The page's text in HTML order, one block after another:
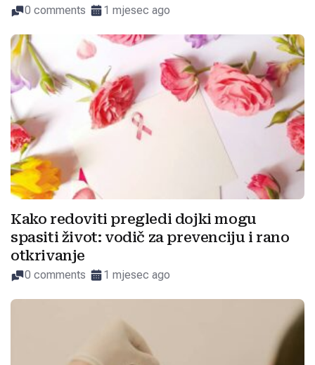
0 comments 1 mjesec ago
Kako redoviti pregledi dojki mogu
spasiti život: vodič za prevenciju i rano
otkrivanje
0 comments 1 mjesec ago